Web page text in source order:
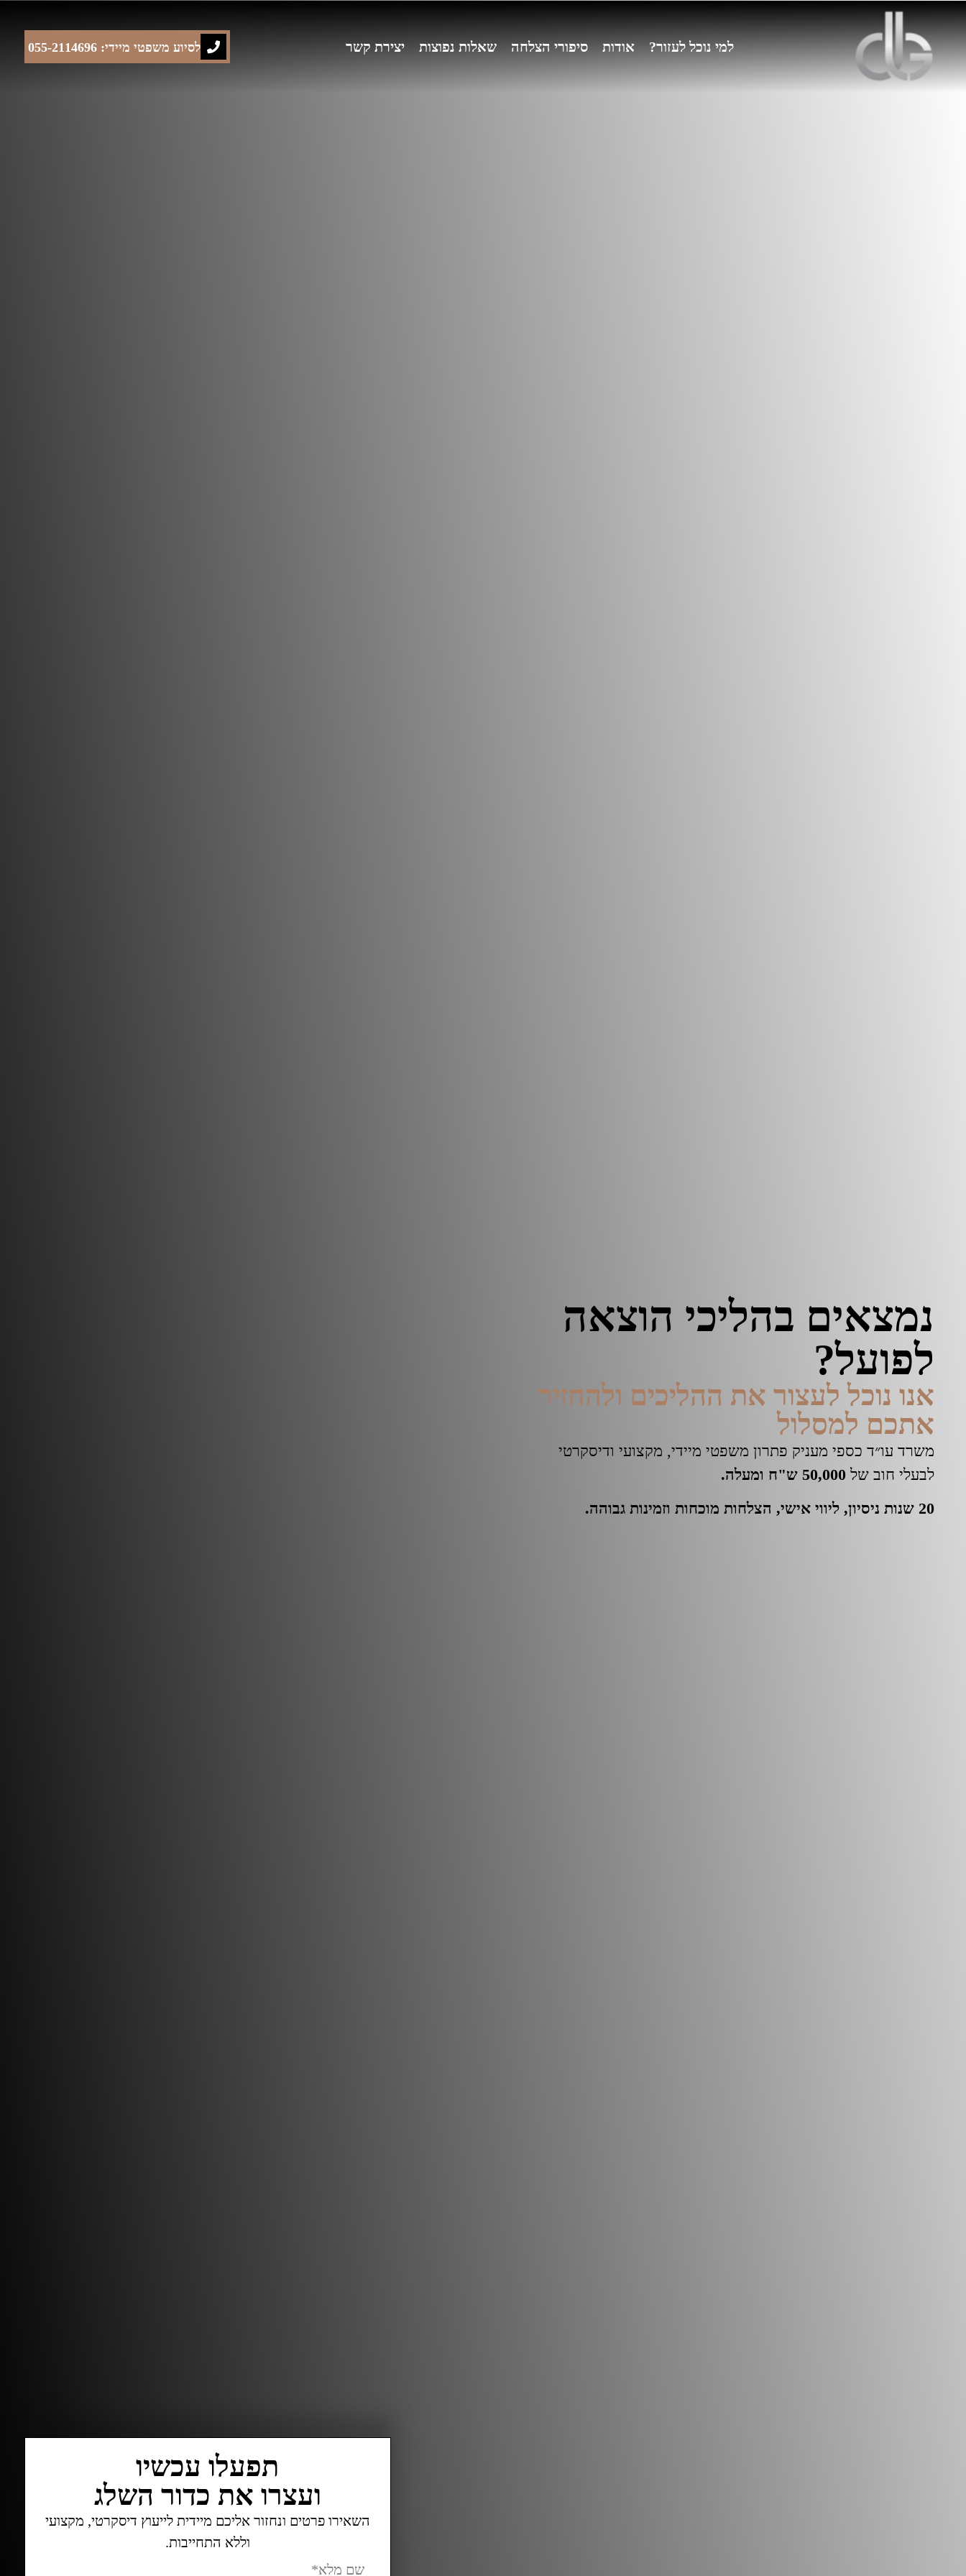
למי נוכל לעזור? אודות סיפורי הצלחה שאלות נפוצות יצירת קשר לסיוע משפטי מיידי: 055-2114696
נמצאים בהליכי הוצאה
לפועל?
אנו נוכל לעצור את ההליכים ולהחזיר
אתכם למסלול
משרד עו״ד כספי מעניק פתרון משפטי מיידי, מקצועי ודיסקרטי
לבעלי חוב של 50,000 ש"ח ומעלה
.
20 שנות ניסיון, ליווי אישי, הצלחות מוכחות וזמינות גבוהה.
תפעלו עכשיו
ועצרו את כדור השלג
השאירו פרטים ונחזור אליכם מיידית לייעוץ דיסקרטי, מקצועי
וללא התחייבות.